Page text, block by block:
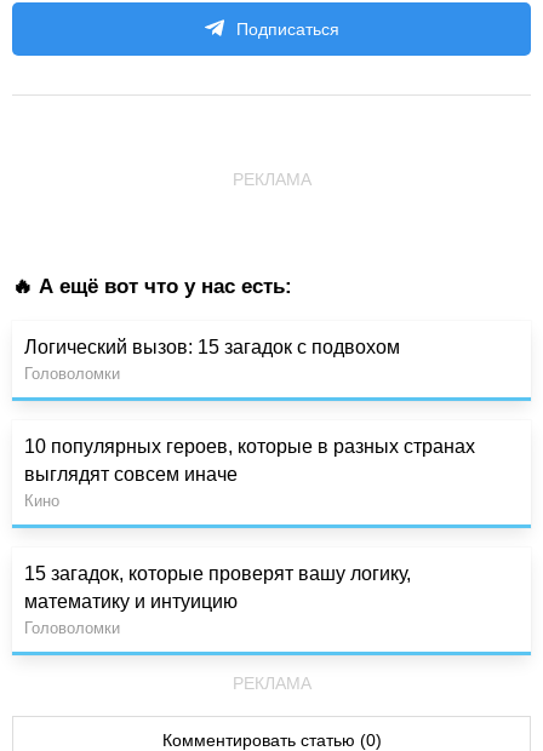
Подписаться
РЕКЛАМА
🔥 А ещё вот что у нас есть:
Логический вызов: 15 загадок с подвохом
Головоломки
10 популярных героев, которые в разных странах
выглядят совсем иначе
Кино
15 загадок, которые проверят вашу логику,
математику и интуицию
Головоломки
РЕКЛАМА
Комментировать статью (0)